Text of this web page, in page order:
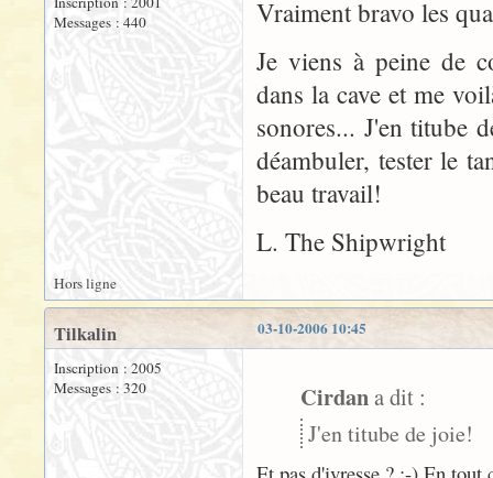
Messages : 440
Vraiment bravo les
Je viens à peine de
dans la cave et me
sonores... J'en titube
déambuler, tester le
beau travail!
L. The Shipwright
Hors ligne
03-10-2006 10:45
Tilkalin
Inscription : 2005
Messages : 320
Cirdana dit :
J'en titube de joie!